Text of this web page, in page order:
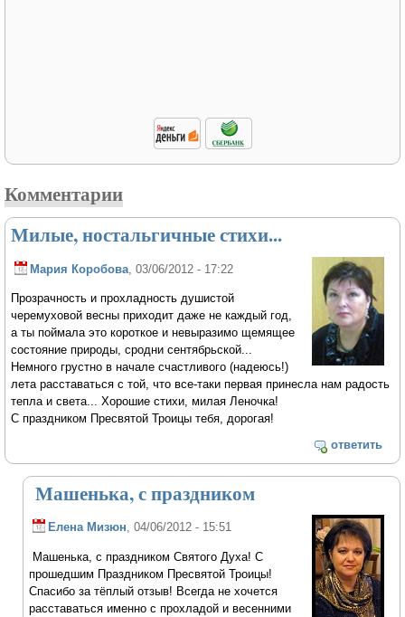
Комментарии
Милые, ностальгичные стихи...
Мария Коробова , 03/06/2012 - 17:22
Прозрачность и прохладность душистой
черемуховой весны приходит даже не каждый год,
а ты поймала это короткое и невыразимо щемящее
состояние природы, сродни сентябрьской...
Немного грустно в начале счастливого (надеюсь!)
лета расставаться с той, что все-таки первая принесла нам радость
тепла и света... Хорошие стихи, милая Леночка!
С праздником Пресвятой Троицы тебя, дорогая!
ответить
Машенька, с праздником
Елена Мизюн, 04/06/2012 - 15:51
Машенька, с праздником Святого Духа! С
прошедшим Праздником Пресвятой Троицы!
Спасибо за тёплый отзыв! Всегда не хочется
расставаться именно с прохладой и весенними